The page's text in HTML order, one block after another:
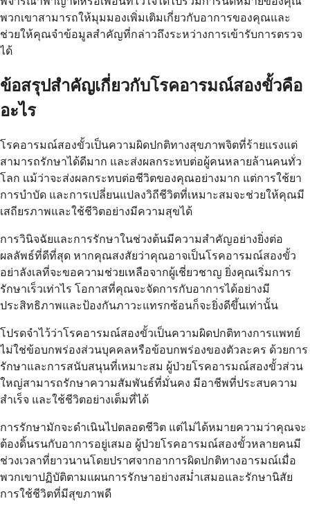
พวกเขาสามารถให้มุมมองเพิ่มเติมเกี่ยวกับอาการของคุณและ
ช่วยให้คุณจำข้อมูลสำคัญที่กล่าวถึงระหว่างการเข้ารับการตรวจ
ได้
ข้อสรุปสำคัญเกี่ยวกับโรคอารมณ์สองขั้วคือ
อะไร
โรคอารมณ์สองขั้วเป็นความผิดปกติทางสุขภาพจิตที่ร้ายแรงแต่
สามารถรักษาได้ดีมาก และส่งผลกระทบต่อผู้คนหลายล้านคนทั่ว
โลก แม้ว่าจะส่งผลกระทบต่อชีวิตของคุณอย่างมาก แต่การใช้ยา
การบำบัด และการเปลี่ยนแปลงวิถีชีวิตที่เหมาะสมจะช่วยให้คุณมี
เสถียรภาพและใช้ชีวิตอย่างมีความสุขได้
การวินิจฉัยและการรักษาในช่วงต้นมีความสำคัญอย่างยิ่งต่อ
ผลลัพธ์ที่ดีที่สุด หากคุณสงสัยว่าคุณอาจเป็นโรคอารมณ์สองขั้ว
อย่าลังเลที่จะขอความช่วยเหลือจากผู้เชี่ยวชาญ ยิ่งคุณเริ่มการ
รักษาเร็วเท่าไร โอกาสที่คุณจะจัดการกับอาการได้อย่างมี
ประสิทธิภาพและป้องกันภาวะแทรกซ้อนก็จะยิ่งดีขึ้นเท่านั้น
โปรดจำไว้ว่าโรคอารมณ์สองขั้วเป็นความผิดปกติทางการแพทย์
ไม่ใช่ข้อบกพร่องส่วนบุคคลหรือข้อบกพร่องของตัวละคร ด้วยการ
รักษาและการสนับสนุนที่เหมาะสม ผู้ป่วยโรคอารมณ์สองขั้วส่วน
ใหญ่สามารถรักษาความสัมพันธ์ที่มั่นคง มีอาชีพที่ประสบความ
สำเร็จ และใช้ชีวิตอย่างเต็มที่ได้
การรักษามักจะดำเนินไปตลอดชีวิต แต่ไม่ได้หมายความว่าคุณจะ
ต้องดิ้นรนกับอาการอยู่เสมอ ผู้ป่วยโรคอารมณ์สองขั้วหลายคนมี
ช่วงเวลาที่ยาวนานโดยปราศจากอาการผิดปกติทางอารมณ์เมื่อ
พวกเขาปฏิบัติตามแผนการรักษาอย่างสม่ำเสมอและรักษานิสัย
การใช้ชีวิตที่มีสุขภาพดี